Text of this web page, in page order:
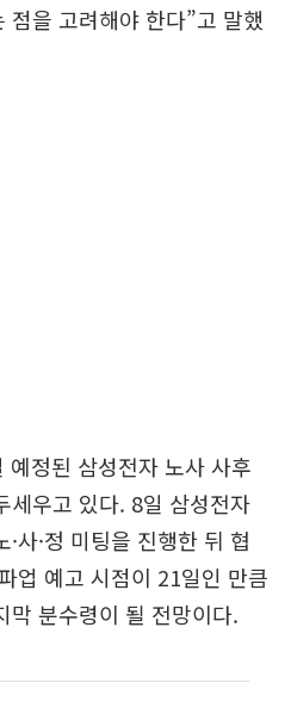
점을 고려해야 한다”고 말했
정된 삼성전자 노사 사후
세우고 있다. 8일 삼성전자
사·정 미팅을 진행한 뒤 협
업 예고 시점이 21일인 만큼
막 분수령이 될 전망이다.